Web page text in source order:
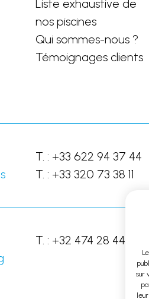
Liste exhaustive de
nos piscines
Qui sommes-nous ?
Témoignages clients
T. : +33 622 94 37 44
T. : +33 320 73 38 11
T. : +32 474 28 44 28
sur